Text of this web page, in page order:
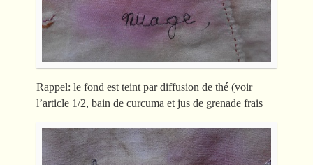
Rappel: le fond est teint par diffusion de thé (voir
l’article 1/2, bain de curcuma et jus de grenade frais